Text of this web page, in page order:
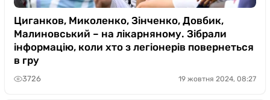
Циганков, Миколенко, Зінченко, Довбик,
Малиновський – на лікарняному. Зібрали
інформацію, коли хто з легіонерів повернеться
в гру
3726 19 жовтня 2024, 08:27